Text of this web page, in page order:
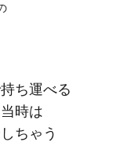
ち​運べる​
時は​
ちゃう​